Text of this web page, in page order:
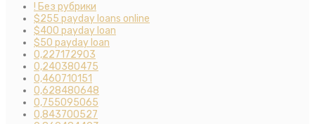
! Без рубрики
$255 payday loans online
$400 payday loan
$50 payday loan
0,227172903
0,240380475
0,460710151
0,628480648
0,755095065
0,843700527